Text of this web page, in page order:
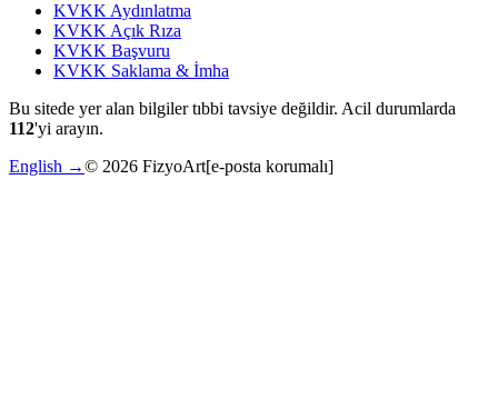
KVKK Aydınlatma
KVKK Açık Rıza
KVKK Başvuru
KVKK Saklama & İmha
Bu sitede yer alan bilgiler tıbbi tavsiye değildir. Acil durumlarda
112'yi arayın.
English →© 2026 FizyoArt[e-posta korumalı]